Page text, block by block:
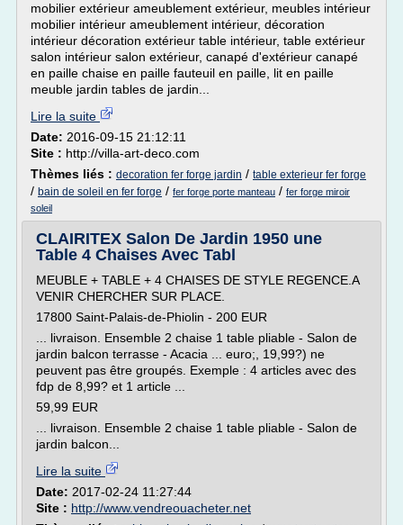
mobilier extérieur ameublement extérieur, meubles intérieur
mobilier intérieur ameublement intérieur, décoration
intérieur décoration extérieur table intérieur, table extérieur
salon intérieur salon extérieur, canapé d'extérieur canapé
en paille chaise en paille fauteuil en paille, lit en paille
meuble jardin tables de jardin...
Lire la suite
Date: 2016-09-15 21:12:11
Site : http://villa-art-deco.com
Thèmes liés : decoration fer forge jardin / table exterieur fer forge
/ bain de soleil en fer forge / fer forge porte manteau / fer forge miroir
soleil
CLAIRITEX Salon De Jardin 1950 une
Table 4 Chaises Avec Tabl
MEUBLE + TABLE + 4 CHAISES DE STYLE REGENCE.A
VENIR CHERCHER SUR PLACE.
17800 Saint-Palais-de-Phiolin - 200 EUR
... livraison. Ensemble 2 chaise 1 table pliable - Salon de
jardin balcon terrasse - Acacia ... euro;, 19,99?) ne
peuvent pas être groupés. Exemple : 4 articles avec des
fdp de 8,99? et 1 article ...
59,99 EUR
... livraison. Ensemble 2 chaise 1 table pliable - Salon de
jardin balcon...
Lire la suite
Date: 2017-02-24 11:27:44
Site : http://www.vendreouacheter.net